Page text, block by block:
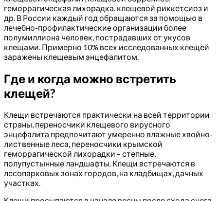
геморрагическая лихорадка, клещевой риккетсиоз и
др. В России каждый год обращаются за помощью в
лечебно-профилактические организации более
полумиллиона человек, пострадавших от укусов
клещами. Примерно 10% всех исследованных клещей
заражены клещевым энцефалитом.
Где и когда можно встретить
клещей?
Клещи встречаются практически на всей территории
страны, переносчики клещевого вирусного
энцефалита предпочитают умеренно влажные хвойно-
лиственные леса, переносчики крымской
геморрагической лихорадки – степные,
полупустынные ландшафты. Клещи встречаются в
лесопарковых зонах городов, на кладбищах, дачных
участках.